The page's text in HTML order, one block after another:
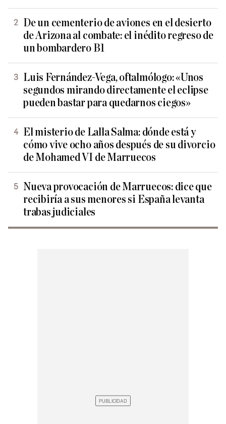
De un cementerio de aviones en el desierto
de Arizona al combate: el inédito regreso de
un bombardero B1
Luis Fernández-Vega, oftalmólogo: «Unos
segundos mirando directamente el eclipse
pueden bastar para quedarnos ciegos»
El misterio de Lalla Salma: dónde está y
cómo vive ocho años después de su divorcio
de Mohamed VI de Marruecos
Nueva provocación de Marruecos: dice que
recibiría a sus menores si España levanta
trabas judiciales